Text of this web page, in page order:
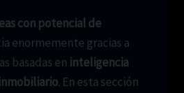
con potencial de
enormemente gracias a
basadas en inteligencia
. En esta sección